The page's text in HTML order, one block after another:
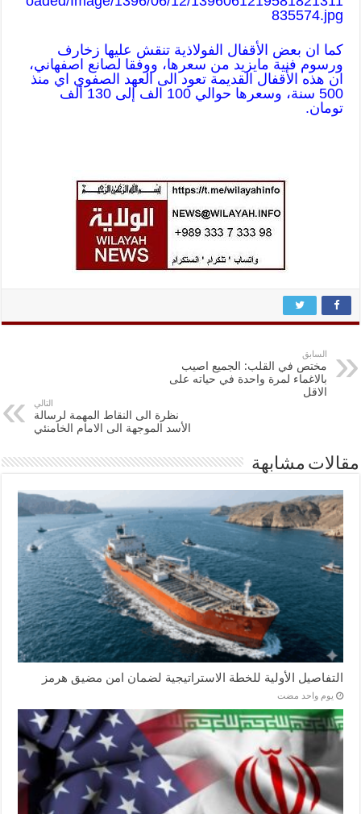
كما ان بعض الأقفال الفولاذية تنقش عليها زخارف
ورسوم فنية مايزيد من سعرها، ووفقا لصانع اصفهاني،
ان هذه الأقفال القديمة تعود الى العهد الصفوي اي منذ
500 سنة، وسعرها حوالي 100 الف إلى 130 ألف
تومان.
السابق
مختص في القلب: الجميع اصيب
بالاغماء لمرة واحدة في حياته على
الاقل
التالي
نظرة الى النقاط المهمة لرسالة
الأسد الموجهة الى الامام الخامنئي
مقالات مشابهة
التفاصيل الأولية للخطة الاستراتيجية لضمان امن مضيق هرمز
‏يوم واحد مضت